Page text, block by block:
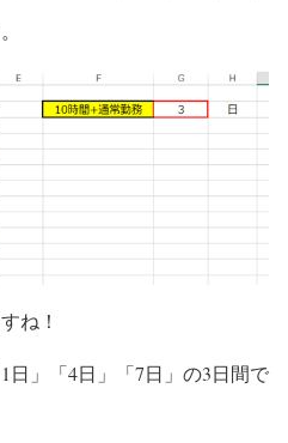
ね！
日」「4日」「7日」の3日間で